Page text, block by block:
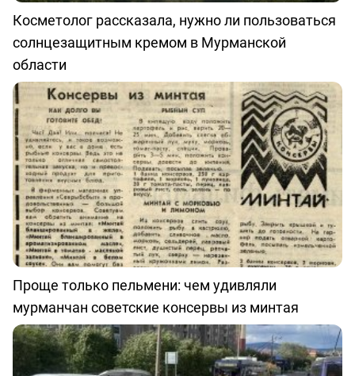
Косметолог рассказала, нужно ли пользоваться
солнцезащитным кремом в Мурманской
области
Проще только пельмени: чем удивляли
мурманчан советские консервы из минтая